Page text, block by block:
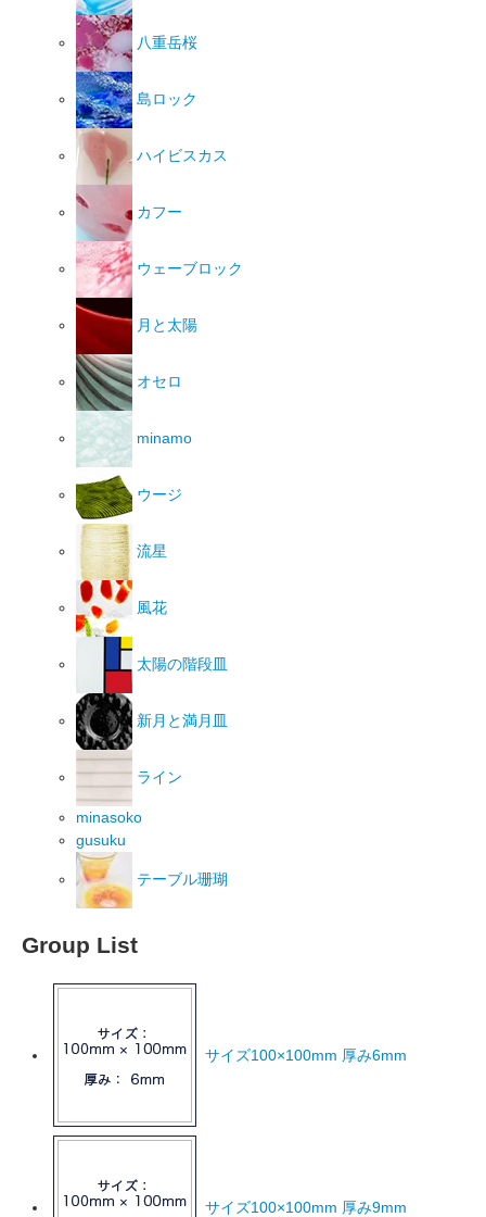
八重岳桜
島ロック
ハイビスカス
カフー
ウェーブロック
月と太陽
オセロ
minamo
ウージ
流星
風花
太陽の階段皿
新月と満月皿
ライン
minasoko
gusuku
テーブル珊瑚
Group List
サイズ100×100mm 厚み6mm
サイズ100×100mm 厚み9mm